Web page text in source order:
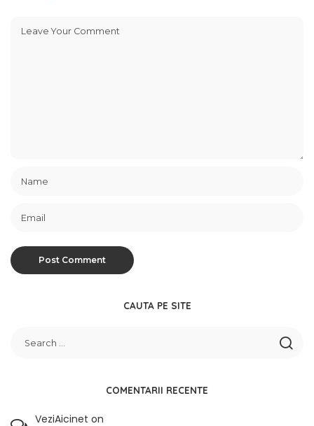
CAUTA PE SITE
COMENTARII RECENTE
VeziAicinet on